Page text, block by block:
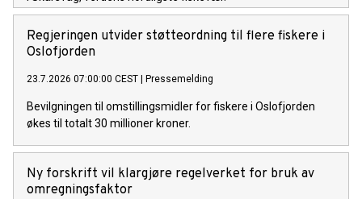
Regjeringen utvider støtteordning til flere fiskere i
Oslofjorden
23.7.2026 07:00:00 CEST | Pressemelding
Bevilgningen til omstillingsmidler for fiskere i Oslofjorden
økes til totalt 30 millioner kroner.
Ny forskrift vil klargjøre regelverket for bruk av
omregningsfaktor